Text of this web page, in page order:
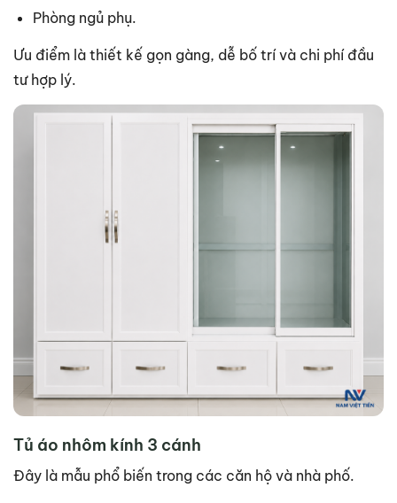
Phòng ngủ phụ.
Ưu điểm là thiết kế gọn gàng, dễ bố trí và chi phí đầu
tư hợp lý.
Tủ áo nhôm kính 3 cánh
Đây là mẫu phổ biến trong các căn hộ và nhà phố.